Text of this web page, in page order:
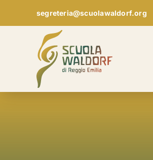
to
segreteria@scuolawaldorf.org